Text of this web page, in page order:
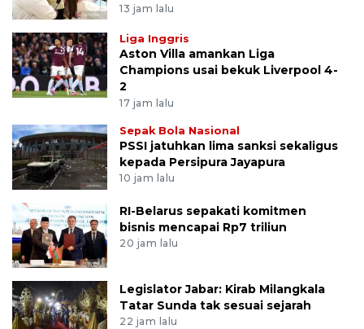
13 jam lalu
Liga Inggris
Aston Villa amankan Liga
Champions usai bekuk Liverpool 4-
2
17 jam lalu
Sepak Bola Nasional
PSSI jatuhkan lima sanksi sekaligus
kepada Persipura Jayapura
10 jam lalu
RI-Belarus sepakati komitmen
bisnis mencapai Rp7 triliun
20 jam lalu
Legislator Jabar: Kirab Milangkala
Tatar Sunda tak sesuai sejarah
22 jam lalu